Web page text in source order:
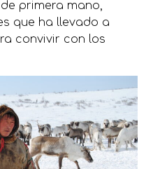
primera mano,
que ha llevado a
convivir con los